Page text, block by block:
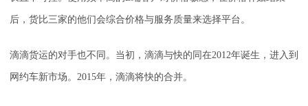
后，货比三家的他们会综合价格与服务质量来选择平台。
滴滴货运的对手也不同。当初，滴滴与快的同在2012年诞生，进入到
网约车新市场。2015年，滴滴将快的合并。